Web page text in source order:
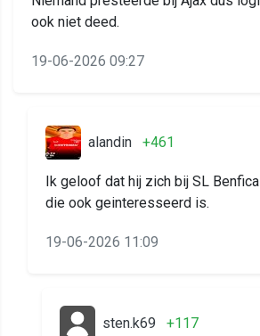
ook niet deed.
19-06-2026 09:27
alandin +461
Ik geloof dat hij zich bij SL
die ook geinteresseerd is.
19-06-2026 11:09
sten.k69 +117